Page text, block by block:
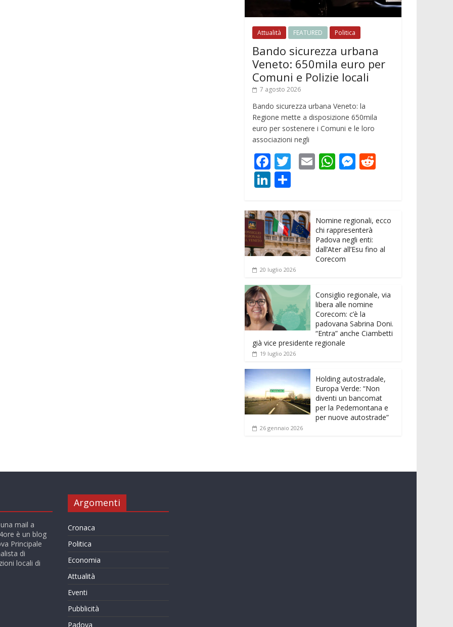
Attualità FEATURED Politica
Bando sicurezza urbana
Veneto: 650mila euro per
Comuni e Polizie locali
7 agosto 2026
Bando sicurezza urbana Veneto: la
Regione mette a disposizione 650mila
euro per sostenere i Comuni e le loro
associazioni negli
F
ac
e
b
o
o
k
T
er
E W
A
p
p
M
n
g
er
t
Li
k
e
dI
n
n
di
vi
di
Nomine regionali, ecco
chi rappresenterà
Padova negli enti:
dall’Ater all’Esu fino al
Corecom
20 luglio 2026
Consiglio regionale, via
libera alle nomine
Corecom: c’è la
padovana Sabrina Doni.
“Entra” anche Ciambetti
già vice presidente regionale
19 luglio 2026
Holding autostradale,
Europa Verde: “Non
diventi un bancomat
per la Pedemontana e
per nuove autostrade”
26 gennaio 2026
mail a
è un blog
Principale
di
locali di
Argomenti
Cronaca
Politica
Economia
Attualità
Eventi
Pubblicità
Padova